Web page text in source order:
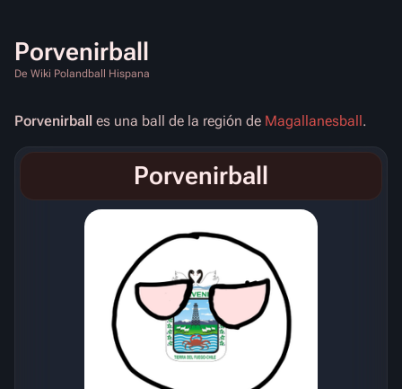
Porvenirball
De Wiki Polandball Hispana
Porvenirball es una ball de la región de Magallanesball.
Porvenirball